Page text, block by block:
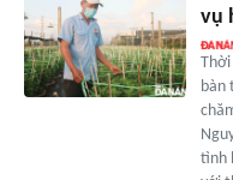
vụ
bàn
tình